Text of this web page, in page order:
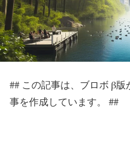
## この記事は、ブロボ β
事を作成しています。 ##